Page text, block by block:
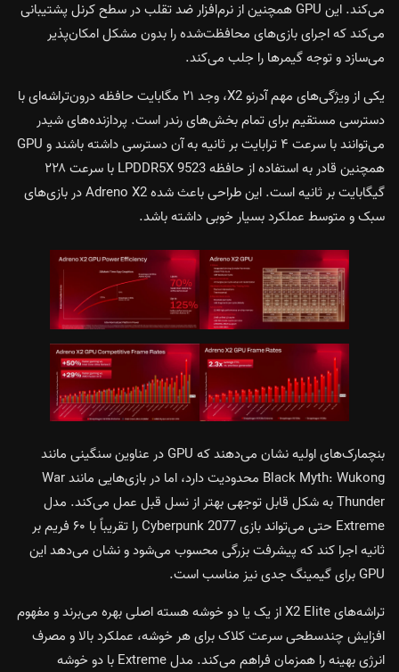
می‌کند. این GPU همچنین از نرم‌افزار ضد تقلب در سطح کرنل پشتیبانی
می‌کند که اجرای بازی‌های محافظت‌شده را بدون مشکل امکان‌پذیر
می‌سازد و توجه گیمرها را جلب می‌کند.
یکی از ویژگی‌های مهم آدرنو X2، وجد ۲۱ مگابایت حافظه درون‌تراشه‌ای با
دسترسی مستقیم برای تمام بخش‌های رندر است. پردازنده‌های شیدر
می‌توانند با سرعت ۴ ترابایت بر ثانیه به آن دسترسی داشته باشند و GPU
همچنین قادر به استفاده از حافظه LPDDR5X 9523 با سرعت ۲۲۸
گیگابایت بر ثانیه است. این طراحی باعث شده Adreno X2 در بازی‌های
سبک و متوسط عملکرد بسیار خوبی داشته باشد.
بنچمارک‌های اولیه نشان می‌دهند که GPU در عناوین سنگینی مانند
Black Myth: Wukong محدودیت دارد، اما در بازی‌هایی مانند War
Thunder به شکل قابل توجهی بهتر از نسل قبل عمل می‌کند. مدل
Extreme حتی می‌تواند بازی Cyberpunk 2077 را تقریباً با ۶۰ فریم بر
ثانیه اجرا کند که پیشرفت بزرگی محسوب می‌شود و نشان می‌دهد این
GPU برای گیمینگ جدی نیز مناسب است.
تراشه‌های X2 Elite از یک یا دو خوشه هسته اصلی بهره می‌برند و مفهوم
افزایش چندسطحی سرعت کلاک برای هر خوشه، عملکرد بالا و مصرف
انرژی بهینه را همزمان فراهم می‌کند. مدل Extreme با دو خوشه